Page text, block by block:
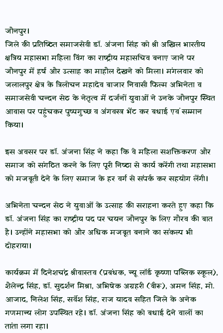
जौनपुर।
जिले की प्रतिष्ठित समाजसेवी डॉ. अंजना सिंह को श्री अखिल भारतीय
क्षत्रिय महासभा महिला विंग का राष्ट्रीय महासचिव बनाए जाने पर
जौनपुर में हर्ष और उत्साह का माहौल देखने को मिला। मंगलवार को
जलालपुर क्षेत्र के त्रिलोचन महादेव बाजार निवासी फिल्म अभिनेता व
समाजसेवी चन्दन सेठ के नेतृत्व में दर्जनों युवाओं ने उनके जौनपुर स्थित
आवास पर पहुंचकर पुष्पगुच्छ व अंगवस्त्र भेंट कर बधाई एवं सम्मान
किया।
इस अवसर पर डॉ. अंजना सिंह ने कहा कि वे महिला सशक्तिकरण और
समाज को संगठित करने के लिए पूरी निष्ठा से कार्य करेंगी तथा महासभा
को मजबूती देने के लिए समाज के हर वर्ग से संपर्क कर सहयोग लेंगी।
अभिनेता चन्दन सेठ ने युवाओं के उत्साह की सराहना करते हुए कहा कि
डॉ. अंजना सिंह का राष्ट्रीय पद पर चयन जौनपुर के लिए गौरव की बात
है। उन्होंने महासभा को और अधिक मजबूत बनाने का संकल्प भी
दोहराया।
कार्यक्रम में दिनेशचंद्र श्रीवास्तव (प्रबंधक, न्यू लॉर्ड कृष्णा पब्लिक स्कूल),
शैलेन्द्र सिंह, डॉ. सुदर्शन मिश्रा, अभिषेक अग्रहरी (बीरू), अमन सिंह, मो.
आजाद, निलेश सिंह, सर्वेश सिंह, राज यादव सहित जिले के अनेक
गणमान्य लोग उपस्थित रहे। डॉ. अंजना सिंह को बधाई देने वालों का
तांता लगा रहा।